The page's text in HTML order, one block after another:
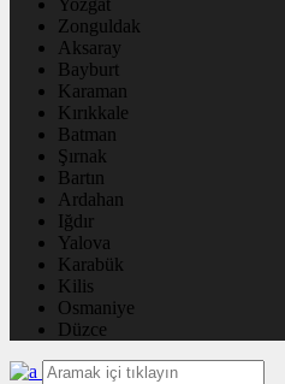
Yozgat
Zonguldak
Aksaray
Bayburt
Karaman
Kırıkkale
Batman
Şırnak
Bartın
Ardahan
Iğdır
Yalova
Karabük
Kilis
Osmaniye
Düzce